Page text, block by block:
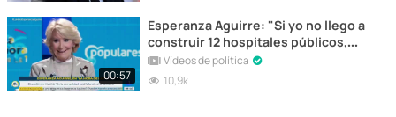
00:57
Esperanza Aguirre: "Si yo no llego a
construir 12 hospitales públicos,
que estoy harta de que digan que
son privados, imagínese lo que
Vídeos de política
10,9k